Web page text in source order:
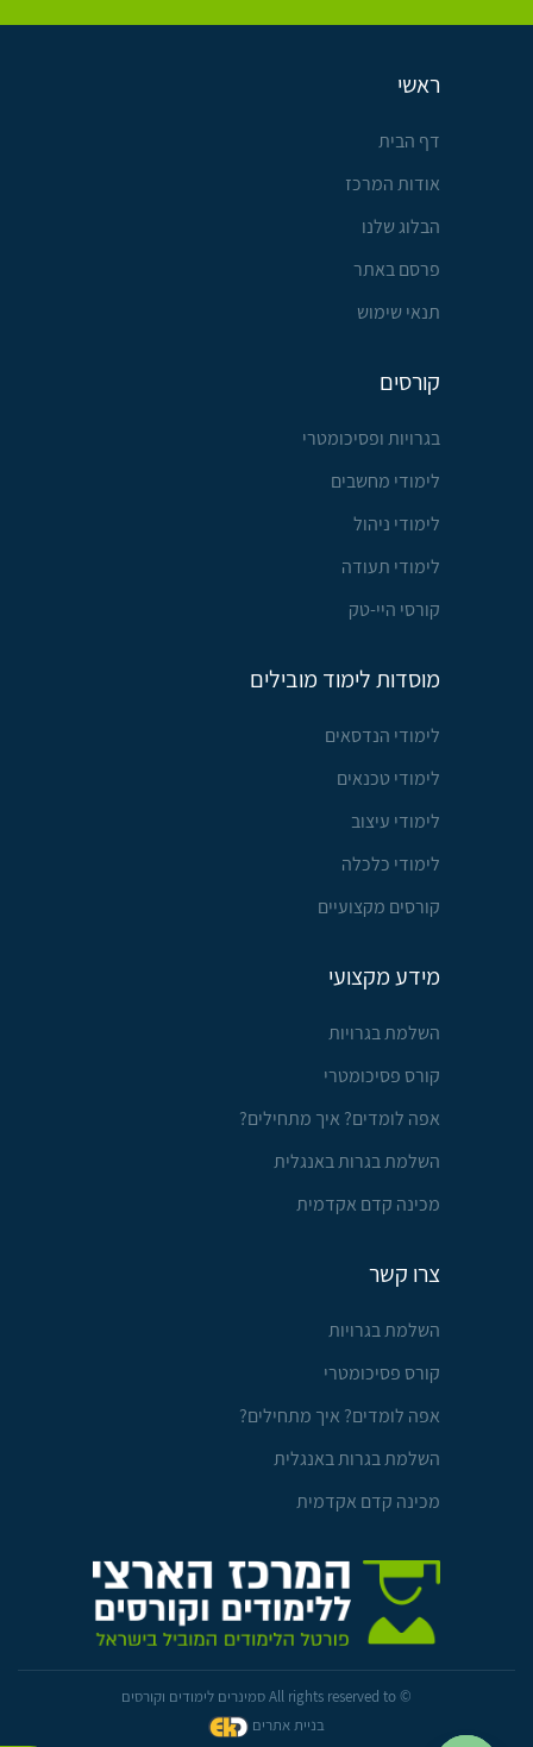
ראשי
דף הבית
אודות המרכז
הבלוג שלנו
פרסם באתר
תנאי שימוש
קורסים
בגרויות ופסיכומטרי
לימודי מחשבים
לימודי ניהול
לימודי תעודה
קורסי היי-טק
מוסדות לימוד מובילים
לימודי הנדסאים
לימודי טכנאים
לימודי עיצוב
לימודי כלכלה
קורסים מקצועיים
מידע מקצועי
השלמת בגרויות
קורס פסיכומטרי
אפה לומדים? איך מתחילים?
השלמת בגרות באנגלית
מכינה קדם אקדמית
צרו קשר
השלמת בגרויות
קורס פסיכומטרי
אפה לומדים? איך מתחילים?
השלמת בגרות באנגלית
מכינה קדם אקדמית
© All rights reserved to סמינרים לימודים וקורסים
בניית אתרים